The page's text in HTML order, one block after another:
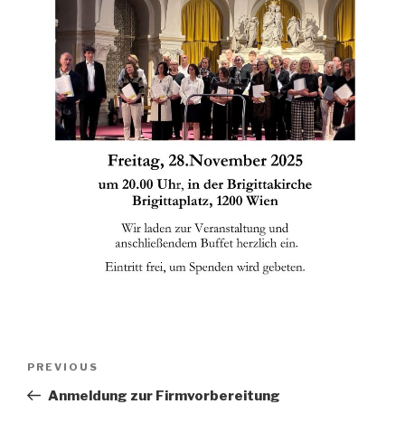
Previous
Post
PREVIOUS
Anmeldung zur Firmvorbereitung